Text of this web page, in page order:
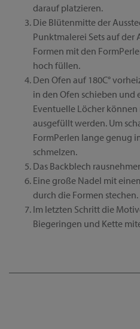
darauf platzieren.
Die Blütenmitte der
Punktmalerei Sets auf
Formen mit den
hoch füllen.
Den Ofen auf 180C°
in den Ofen schieben und
Eventuelle Löcher
ausgefüllt werden. Um
FormPerlen lange genug
schmelzen.
Das Backblech
Eine große Nadel mit
durch die Formen stechen.
Im letzten Schritt die
Biegeringen und Kette